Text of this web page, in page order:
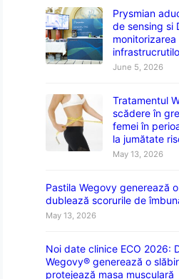
Prysmian
de sensing si
June 5, 2026
Tratamentul
scădere în
femei în
la jumătate
May 13, 2026
Pastila Wegovy generează
dublează scorurile de
May 13, 2026
Noi date clinice ECO 2026:
Wegovy® generează o
protejează masa musculară